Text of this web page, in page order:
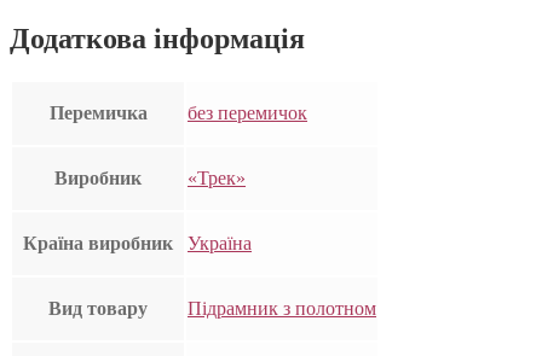
Додаткова інформація
Перемичка без перемичок
Виробник «Трек»
Країна виробник Україна
Вид товару Підрамник з полотном